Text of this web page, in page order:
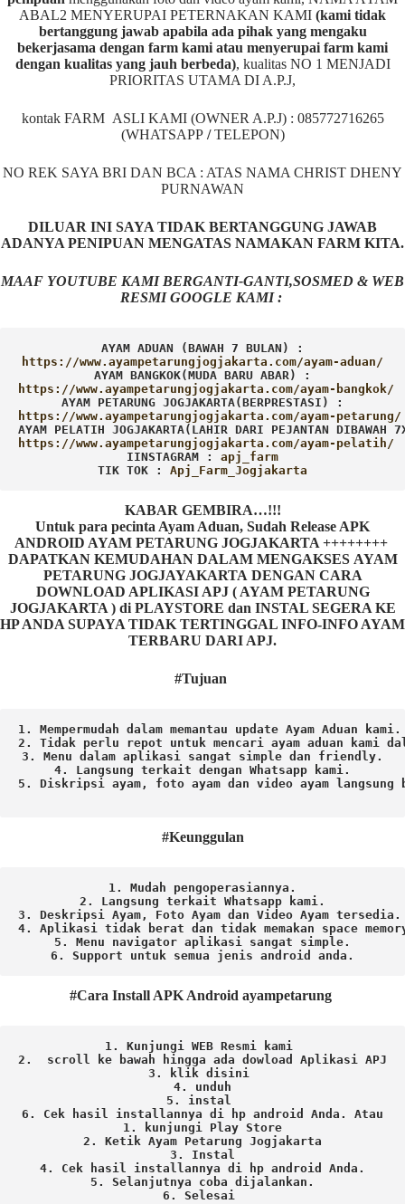
ABAL2 MENYERUPAI PETERNAKAN KAMI (kami tidak
bertanggung jawab apabila ada pihak yang mengaku
bekerjasama dengan farm kami atau menyerupai farm kami
dengan kualitas yang jauh berbeda), kualitas NO 1 MENJADI
PRIORITAS UTAMA DI A.P.J,
kontak FARM ASLI KAMI (OWNER A.P.J) : 085772716265
(WHATSAPP /TELEPON)
NO REK SAYA BRI DAN BCA : ATAS NAMA CHRIST DHENY
PURNAWAN
DILUAR INI SAYA TIDAK BERTANGGUNG JAWAB
ADANYA PENIPUAN MENGATAS NAMAKAN FARM KITA.
MAAF YOUTUBE KAMI BERGANTI-GANTI,SOSMED & WEB
RESMI GOOGLE KAMI :
AYAM ADUAN (BAWAH 7 BULAN) :
AYAM BANGKOK(MUDA BARU ABAR) :
AYAM PETARUNG JOGJAKARTA(BERPRESTASI) :
AYAM PELATIH JOGJAKARTA(LAHIR DARI PEJANTAN DIBAWAH
IINSTAGRAM :
TIK TOK : Apj_Farm_Jogjakarta
KABAR GEMBIRA…!!!
Untuk para pecinta Ayam Aduan, Sudah Release APK
ANDROID AYAM PETARUNG JOGJAKARTA ++++++++
DAPATKAN KEMUDAHAN DALAM MENGAKSES AYAM
PETARUNG JOGJAYAKARTA DENGAN CARA
DOWNLOAD APLIKASI APJ ( AYAM PETARUNG
JOGJAKARTA ) di PLAYSTORE dan INSTAL SEGERA KE
HP ANDA SUPAYA TIDAK TERTINGGAL INFO-INFO AYAM
TERBARU DARI APJ.
#Tujuan
1. Mempermudah dalam memantau update Ayam Aduan kami.
2. Tidak perlu repot untuk mencari ayam aduan kami
3. Menu dalam aplikasi sangat simple dan friendly.
4. Langsung terkait dengan Whatsapp kami.
5. Diskripsi ayam, foto ayam dan video ayam
#Keunggulan
1. Mudah pengoperasiannya.
2. Langsung terkait Whatsapp kami.
3. Deskripsi Ayam, Foto Ayam dan Video Ayam tersedia.
4. Aplikasi tidak berat dan tidak memakan space
5. Menu navigator aplikasi sangat simple.
6. Support untuk semua jenis android anda.
#Cara Install APK Android ayampetarung
1. Kunjungi WEB Resmi kami
2.  scroll ke bawah hingga ada dowload Aplikasi APJ
3. klik disini
4. unduh
5. instal
6. Cek hasil installannya di hp android Anda. Atau
1. kunjungi Play Store
2. Ketik Ayam Petarung Jogjakarta
3. Instal
4. Cek hasil installannya di hp android Anda.
5. Selanjutnya coba dijalankan.
6. Selesai